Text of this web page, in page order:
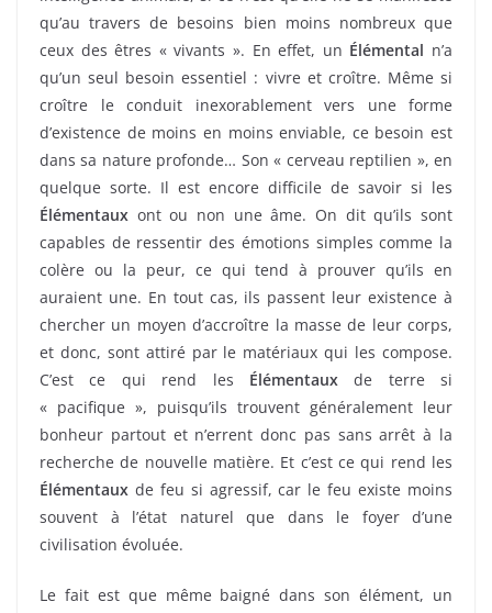
qu’au travers de besoins bien moins nombreux que
ceux des êtres « vivants ». En effet, un Élémental n’a
qu’un seul besoin essentiel : vivre et croître. Même si
croître le conduit inexorablement vers une forme
d’existence de moins en moins enviable, ce besoin est
dans sa nature profonde… Son « cerveau reptilien », en
quelque sorte. Il est encore difficile de savoir si les
Élémentaux ont ou non une âme. On dit qu’ils sont
capables de ressentir des émotions simples comme la
colère ou la peur, ce qui tend à prouver qu’ils en
auraient une. En tout cas, ils passent leur existence à
chercher un moyen d’accroître la masse de leur corps,
et donc, sont attiré par le matériaux qui les compose.
C’est ce qui rend les Élémentauxde terre si
« pacifique », puisqu’ils trouvent généralement leur
bonheur partout et n’errent donc pas sans arrêt à la
recherche de nouvelle matière. Et c’est ce qui rend les
Élémentaux de feu si agressif, car le feu existe moins
souvent à l’état naturel que dans le foyer d’une
civilisation évoluée.
Le fait est que même baigné dans son élément, un